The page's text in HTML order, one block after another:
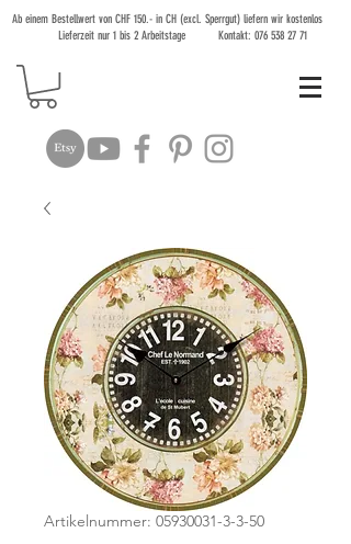
Ab einem Bestellwert von CHF 150.- in CH (excl. Sperrgut) liefern wir kostenlos
Lieferzeit nur 1 bis 2 Arbeitstage Kontakt: 076 538 27 71
Artikelnummer: 05930031-3-3-50